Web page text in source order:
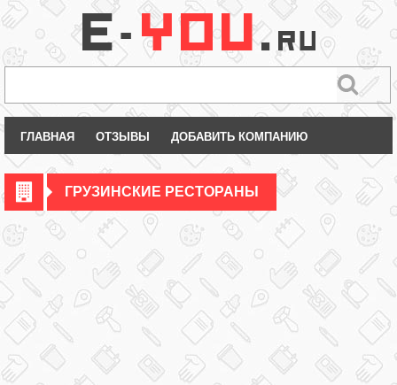
ГЛАВНАЯ ОТЗЫВЫ ДОБАВИТЬ КОМПАНИЮ
ГРУЗИНСКИЕ РЕСТОРАНЫ